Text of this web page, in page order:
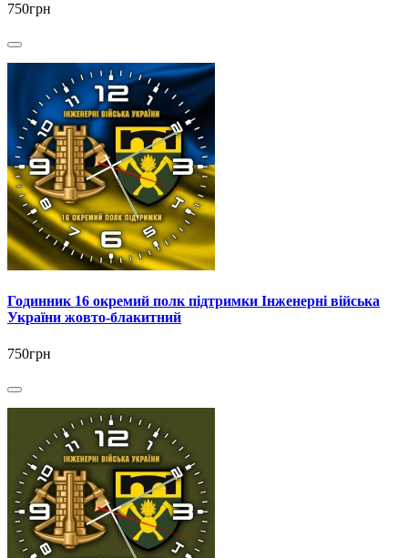
750грн
Годинник 16 окремий полк підтримки Інженерні війська
України жовто-блакитний
750грн